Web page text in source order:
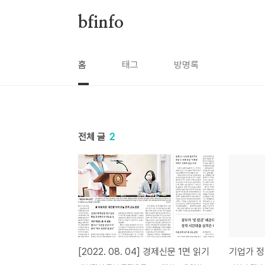
bfinfo
홈 태그 방명록
전체 글 2
[2022. 08. 04] 경제신문 1면 읽기 기업가